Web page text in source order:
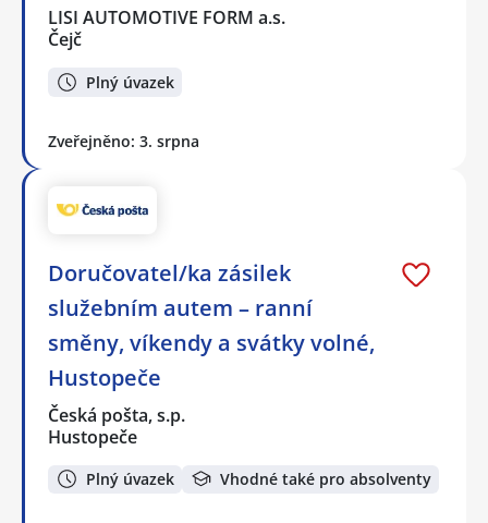
LISI AUTOMOTIVE FORM a.s.
Čejč
Plný úvazek
Zveřejněno: 3. srpna
Doručovatel/ka zásilek
služebním autem – ranní
směny, víkendy a svátky volné,
Hustopeče
Česká pošta, s.p.
Hustopeče
Plný úvazek Vhodné také pro absolventy